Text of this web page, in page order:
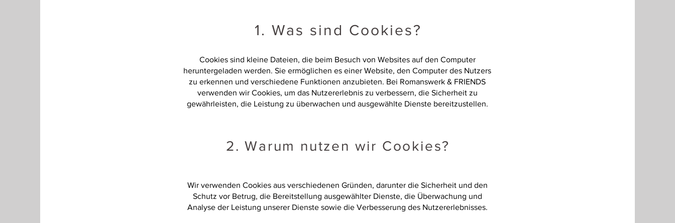
1. Was sind Cookies?
Cookies sind kleine Dateien, die beim Besuch von Websites auf den Computer
heruntergeladen werden. Sie ermöglichen es einer Website, den Computer des Nutzers
zu erkennen und verschiedene Funktionen anzubieten. Bei Romanswerk & FRIENDS
verwenden wir Cookies, um das Nutzererlebnis zu verbessern, die Sicherheit zu
gewährleisten, die Leistung zu überwachen und ausgewählte Dienste bereitzustellen.
2. Warum nutzen wir Cookies?
Wir verwenden Cookies aus verschiedenen Gründen, darunter die Sicherheit und den
Schutz vor Betrug, die Bereitstellung ausgewählter Dienste, die Überwachung und
Analyse der Leistung unserer Dienste sowie die Verbesserung des Nutzererlebnisses.